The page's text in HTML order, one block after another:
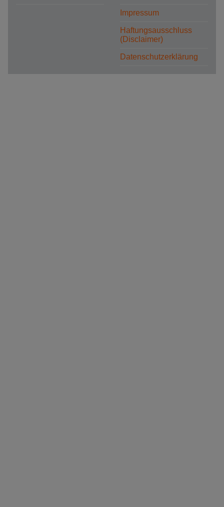
Impressum
Haftungsausschluss
(Disclaimer)
Datenschutzerklärung